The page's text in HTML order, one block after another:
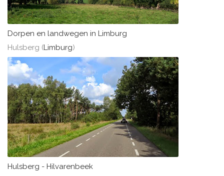
Dorpen en landwegen in Limburg
Hulsberg (Limburg)
Hulsberg - Hilvarenbeek